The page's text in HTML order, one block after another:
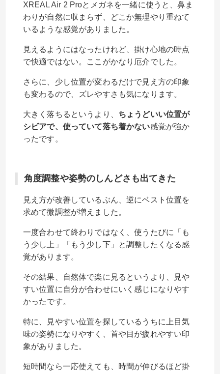
XREAL Air 2 Proとメガネを一緒に使うと、鼻ま
わりが自然に収まらず、どこか無理やり重ねて
いるような感覚がありました。
見えるようにはなったけれど、掛け心地の時点
で快適ではない。ここがかなり厄介でした。
さらに、少し位置が変わるだけで見え方の印象
も変わるので、ズレやすさも気になります。
大きく落ちるというより、 ちょうどいい位置が
シビアで、使っていて落ち着かない感覚が強か
ったです。
角度調整や姿勢のしんどさも出てきた
見え方が改善しているぶん、逆にベスト位置を
求めて微調整が増えました。
一度合わせて終わりではなく、使うたびに「も
う少し上」「もう少し下」と調整したくなる感
覚があります。
その結果、自然体で楽に見るというより、見や
すい位置に自分が合わせにいく感じになりやす
かったです。
特に、見やすい位置を探しているうちに上目気
味の姿勢になりやすく、首や目が疲れやすい印
象がありました。
短時間なら一応使えても、時間が伸びるほど掛